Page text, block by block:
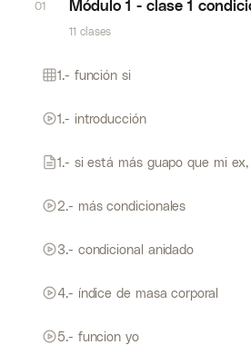
01 Módulo 1 - clase 1
11 clases
1.- función si
1.- introducción
1.- si está más guapo que mi
2.- más condicionales
3.- condicional anidado
4.- índice de masa corporal
5.- funcion yo